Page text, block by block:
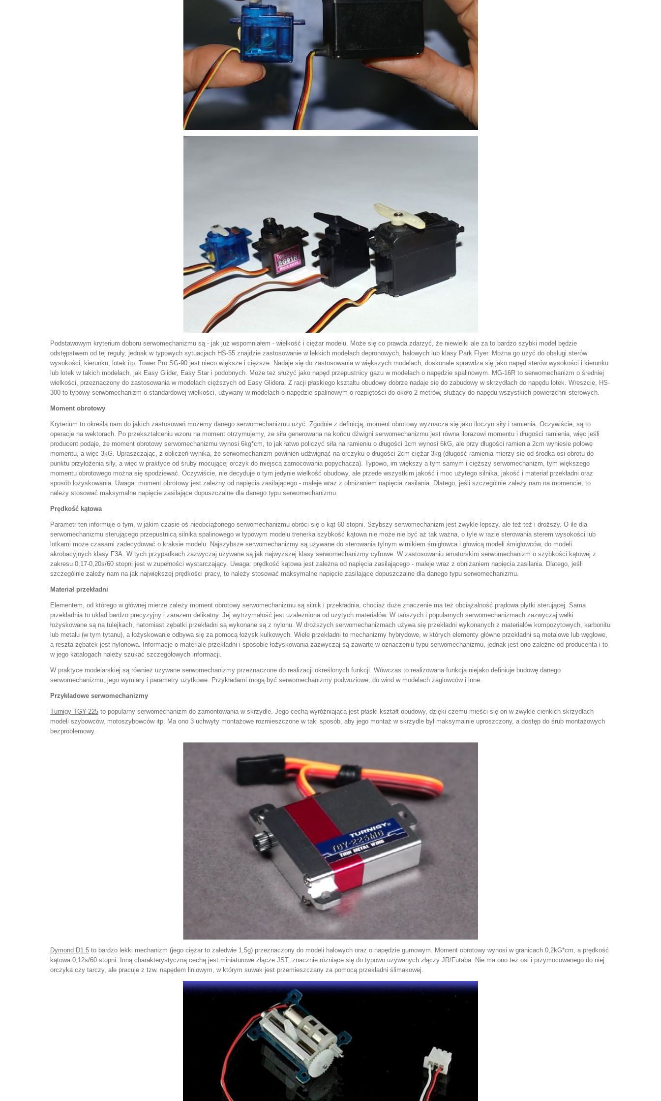
Podstawowym kryterium doboru serwomechanizmu są - jak już wspomniałem - wielkość i ciężar modelu. Może się co prawda zdarzyć, że niewielki ale za to bardzo szybki model będzie
odstępstwem od tej reguły, jednak w typowych sytuacjach HS-55 znajdzie zastosowanie w lekkich modelach depronowych, halowych lub klasy Park Flyer. Można go użyć do obsługi sterów
wysokości, kierunku, lotek itp. Tower Pro SG-90 jest nieco większe i cięższe. Nadaje się do zastosowania w większych modelach, doskonale sprawdza się jako napęd sterów wysokości i kierunku
lub lotek w takich modelach, jak Easy Glider, Easy Star i podobnych. Może też służyć jako napęd przepustnicy gazu w modelach o napędzie spalinowym. MG-16R to serwomechanizm o średniej
wielkości, przeznaczony do zastosowania w modelach cięższych od Easy Glidera. Z racji płaskiego kształtu obudowy dobrze nadaje się do zabudowy w skrzydłach do napędu lotek. Wreszcie, HS-
300 to typowy serwomechanizm o standardowej wielkości, używany w modelach o napędzie spalinowym o rozpiętości do około 2 metrów, służący do napędu wszystkich powierzchni sterowych.
Moment obrotowy
Kryterium to określa nam do jakich zastosowań możemy danego serwomechanizmu użyć. Zgodnie z definicją, moment obrotowy wyznacza się jako iloczyn siły i ramienia. Oczywiście, są to
operacje na wektorach. Po przekształceniu wzoru na moment otrzymujemy, że siła generowana na końcu dźwigni serwomechanizmu jest równa ilorazowi momentu i długości ramienia, więc jeśli
producent podaje, że moment obrotowy serwomechanizmu wynosi 6kg*cm, to jak łatwo policzyć siła na ramieniu o długości 1cm wynosi 6kG, ale przy długości ramienia 2cm wyniesie połowę
momentu, a więc 3kG. Upraszczając, z obliczeń wynika, że serwomechanizm powinien udźwignąć na orczyku o długości 2cm ciężar 3kg (długość ramienia mierzy się od środka osi obrotu do
punktu przyłożenia siły, a więc w praktyce od śruby mocującej orczyk do miejsca zamocowania popychacza). Typowo, im większy a tym samym i cięższy serwomechanizm, tym większego
momentu obrotowego można się spodziewać. Oczywiście, nie decyduje o tym jedynie wielkość obudowy, ale przede wszystkim jakość i moc użytego silnika, jakość i materiał przekładni oraz
sposób łożyskowania. Uwaga: moment obrotowy jest zależny od napięcia zasilającego - maleje wraz z obniżaniem napięcia zasilania. Dlatego, jeśli szczególnie zależy nam na momencie, to
należy stosować maksymalne napięcie zasilające dopuszczalne dla danego typu serwomechanizmu.
Prędkość kątowa
Parametr ten informuje o tym, w jakim czasie oś nieobciążonego serwomechanizmu obróci się o kąt 60 stopni. Szybszy serwomechanizm jest zwykle lepszy, ale też też i droższy. O ile dla
serwomechanizmu sterującego przepustnicą silnika spalinowego w typowym modelu trenerka szybkość kątowa nie może nie być aż tak ważna, o tyle w razie sterowania sterem wysokości lub
lotkami może czasami zadecydować o kraksie modelu. Najszybsze serwomechanizmy są używane do sterowania tylnym wirnikiem śmigłowca i głowicą modeli śmigłowców, do modeli
akrobacyjnych klasy F3A. W tych przypadkach zazwyczaj używane są jak najwyższej klasy serwomechanizmy cyfrowe. W zastosowaniu amatorskim serwomechanizm o szybkości kątowej z
zakresu 0,17-0,20s/60 stopni jest w zupełności wystarczający. Uwaga: prędkość kątowa jest zależna od napięcia zasilającego - maleje wraz z obniżaniem napięcia zasilania. Dlatego, jeśli
szczególnie zależy nam na jak największej prędkości pracy, to należy stosować maksymalne napięcie zasilające dopuszczalne dla danego typu serwomechanizmu.
Materiał przekładni
Elementem, od którego w głównej mierze zależy moment obrotowy serwomechanizmu są silnik i przekładnia, chociaż duże znaczenie ma też obciążalność prądowa płytki sterującej. Sama
przekładnia to układ bardzo precyzyjny i zarazem delikatny. Jej wytrzymałość jest uzależniona od użytych materiałów. W tańszych i popularnych serwomechanizmach zazwyczaj wałki
łożyskowane są na tulejkach, natomiast zębatki przekładni są wykonane są z nylonu. W droższych serwomechanizmach używa się przekładni wykonanych z materiałów kompozytowych, karbonitu
lub metalu (w tym tytanu), a łożyskowanie odbywa się za pomocą łożysk kulkowych. Wiele przekładni to mechanizmy hybrydowe, w których elementy główne przekładni są metalowe lub węglowe,
a reszta zębatek jest nylonowa. Informacje o materiale przekładni i sposobie łożyskowania zazwyczaj są zawarte w oznaczeniu typu serwomechanizmu, jednak jest ono zależne od producenta i to
w jego katalogach należy szukać szczegółowych informacji.
W praktyce modelarskiej są również używane serwomechanizmy przeznaczone do realizacji określonych funkcji. Wówczas to realizowana funkcja niejako definiuje budowę danego
serwomechanizmu, jego wymiary i parametry użytkowe. Przykładami mogą być serwomechanizmy podwoziowe, do wind w modelach żaglowców i inne.
Przykładowe serwomechanizmy
Turnigy TGY-225 to popularny serwomechanizm do zamontowania w skrzydle. Jego cechą wyróżniającą jest płaski kształt obudowy, dzięki czemu mieści się on w zwykle cienkich skrzydłach
modeli szybowców, motoszybowców itp. Ma ono 3 uchwyty montażowe rozmieszczone w taki sposób, aby jego montaż w skrzydle był maksymalnie uproszczony, a dostęp do śrub montażowych
bezproblemowy.
Dymond D1.5 to bardzo lekki mechanizm (jego ciężar to zaledwie 1,5g) przeznaczony do modeli halowych oraz o napędzie gumowym. Moment obrotowy wynosi w granicach 0,2kG*cm, a prędkość
kątowa 0,12s/60 stopni. Inną charakterystyczną cechą jest miniaturowe złącze JST, znacznie różniące się do typowo używanych złączy JR/Futaba. Nie ma ono też osi i przymocowanego do niej
orczyka czy tarczy, ale pracuje z tzw. napędem liniowym, w którym suwak jest przemieszczany za pomocą przekładni ślimakowej.